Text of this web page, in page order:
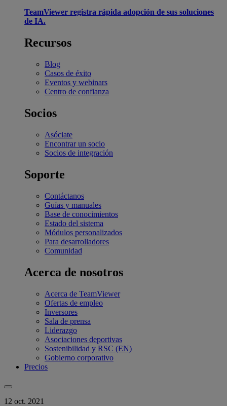
TeamViewer registra rápida adopción de sus soluciones
de IA.
Recursos
Blog
Casos de éxito
Eventos y webinars
Centro de confianza
Socios
Asóciate
Encontrar un socio
Socios de integración
Soporte
Contáctanos
Guías y manuales
Base de conocimientos
Estado del sistema
Módulos personalizados
Para desarrolladores
Comunidad
Acerca de nosotros
Acerca de TeamViewer
Ofertas de empleo
Inversores
Sala de prensa
Liderazgo
Asociaciones deportivas
Sostenibilidad y RSC (EN)
Gobierno corporativo
Precios
12 oct. 2021